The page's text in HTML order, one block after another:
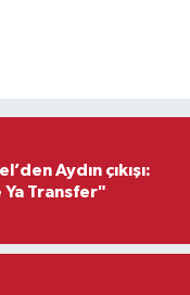
Aydın çıkışı:
Ya Transfer"